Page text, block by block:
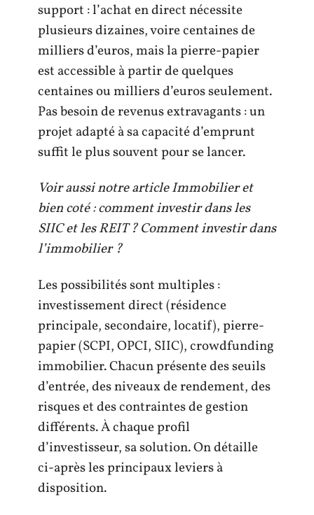
support : l’achat en direct nécessite
plusieurs dizaines, voire centaines de
milliers d’euros, mais la pierre-papier
est accessible à partir de quelques
centaines ou milliers d’euros seulement.
Pas besoin de revenus extravagants : un
projet adapté à sa capacité d’emprunt
suffit le plus souvent pour se lancer.
Voir aussi notre article Immobilier et
bien coté : comment investir dans les
SIIC et les REIT ? Comment investir dans
l’immobilier ?
Les possibilités sont multiples :
investissement direct (résidence
principale, secondaire, locatif), pierre-
papier (SCPI, OPCI, SIIC), crowdfunding
immobilier. Chacun présente des seuils
d’entrée, des niveaux de rendement, des
risques et des contraintes de gestion
différents. À chaque profil
d’investisseur, sa solution. On détaille
ci-après les principaux leviers à
disposition.